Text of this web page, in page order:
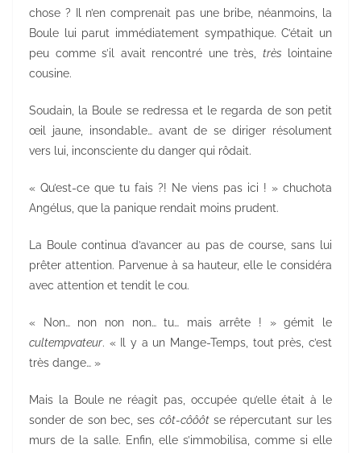
chose ? Il n’en comprenait pas une bribe, néanmoins, la
Boule lui parut immédiatement sympathique. C’était un
peu comme s’il avait rencontré une très, très lointaine
cousine.
Soudain, la Boule se redressa et le regarda de son petit
œil jaune, insondable… avant de se diriger résolument
vers lui, inconsciente du danger qui rôdait.
« Qu’est-ce que tu fais ?! Ne viens pas ici ! » chuchota
Angélus, que la panique rendait moins prudent.
La Boule continua d’avancer au pas de course, sans lui
prêter attention. Parvenue à sa hauteur, elle le considéra
avec attention et tendit le cou.
« Non… non non non… tu… mais arrête ! » gémit le
cultempvateur. « Il y a un Mange-Temps, tout près, c’est
très dange… »
Mais la Boule ne réagit pas, occupée qu’elle était à le
sonder de son bec, ses côt-côôôtse répercutant sur les
murs de la salle. Enfin, elle s’immobilisa, comme si elle